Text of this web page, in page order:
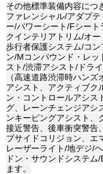
その他標準装備内容につ
ファレンシャル/アダプ
ー/パワーシート/Fシー
クインテリアトリム/オ
歩行者保護システム/コ
ン/Mコンパウンド・レ
スト/渋滞アシスト/ドラ
（高速道路渋滞時ハン
アシスト、アクティブク
ン・コントロールアシス
グ、レーンチェンジアシ
ンキーピングアシスト、
接近警告、後車衝突警告
ブサイドコリジョン、エ
レーザーライト/地デジ/
ドン・サウンドシステム
ます。